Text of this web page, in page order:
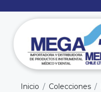
Inicio Colecciones